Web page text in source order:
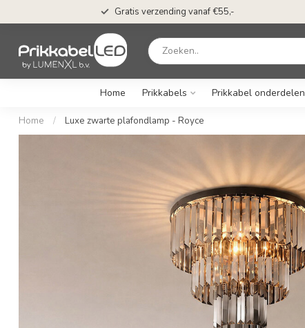
Gratis verzending vanaf €55,-
Home Prikkabels Prikkabel onderdelen
Home / Luxe zwarte plafondlamp - Royce